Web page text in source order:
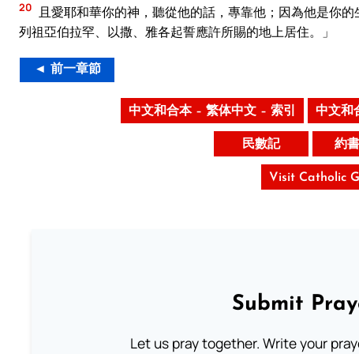
20
且愛耶和華你的神，聽從他的話，專靠他；因為他是你
列祖亞伯拉罕、以撒、雅各起誓應許所賜的地上居住。」
◄ 前一章節
中文和合本 – 繁体中文 – 索引 中文和
民數記 約
Visit Catholic
Submit
Let us pray together. Write your